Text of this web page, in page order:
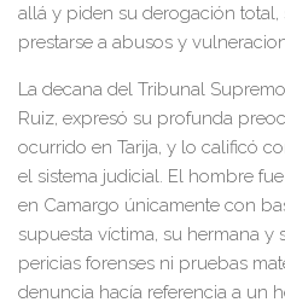
allá y piden su derogación
prestarse a abusos y
La decana del Tribunal
Ruiz, expresó su profunda
ocurrido en Tarija, y lo calificó
el sistema judicial. El hombre
en Camargo únicamente con
supuesta víctima, su hermana y
pericias forenses ni pruebas
denuncia hacía referencia a un